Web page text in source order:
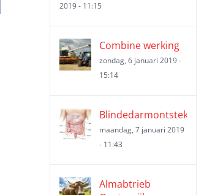
2019 - 11:15
Combine werking
zondag, 6 januari 2019 -
15:14
Blindedarmontsteking
maandag, 7 januari 2019
- 11:43
Almabtrieb